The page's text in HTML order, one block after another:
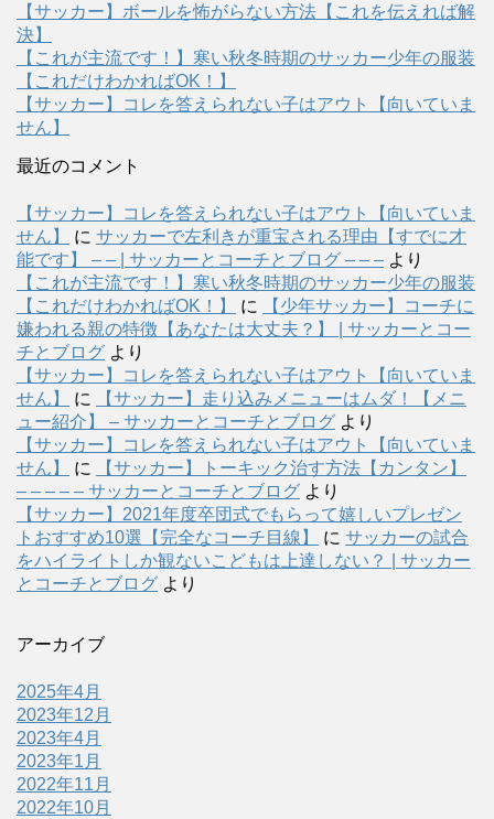
【サッカー】ボールを怖がらない方法【これを伝えれば解
決】
【これが主流です！】寒い秋冬時期のサッカー少年の服装
【これだけわかればOK！】
【サッカー】コレを答えられない子はアウト【向いていま
せん】
最近のコメント
【サッカー】コレを答えられない子はアウト【向いていま
せん】
に サッカーで左利きが重宝される理由【すでに才
能です】 – – | サッカーとコーチとブログ – – – より
【これが主流です！】寒い秋冬時期のサッカー少年の服装
【これだけわかればOK！】
に
【少年サッカー】コーチに
嫌われる親の特徴【あなたは大丈夫？】 | サッカーとコー
チとブログ より
【サッカー】コレを答えられない子はアウト【向いていま
せん】
に
【サッカー】走り込みメニューはムダ！【メニ
ュー紹介】 – サッカーとコーチとブログ より
【サッカー】コレを答えられない子はアウト【向いていま
せん】
に
【サッカー】トーキック治す方法【カンタン】
– – – – – サッカーとコーチとブログ より
【サッカー】2021年度卒団式でもらって嬉しいプレゼン
トおすすめ10選【完全なコーチ目線】
に サッカーの試合
をハイライトしか観ないこどもは上達しない？ | サッカー
とコーチとブログ より
アーカイブ
2025年4月
2023年12月
2023年4月
2023年1月
2022年11月
2022年10月